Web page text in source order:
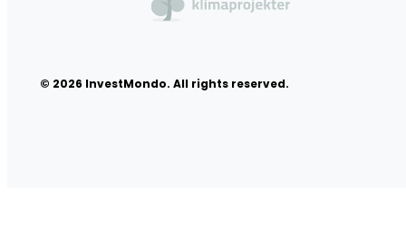
© 2026 InvestMondo. All rights reserved.